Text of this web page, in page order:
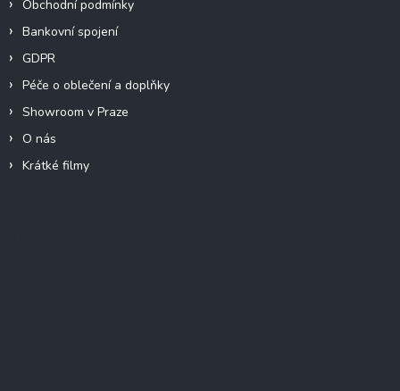
Obchodní podmínky
Bankovní spojení
GDPR
Péče o oblečení a doplňky
Showroom v Praze
O nás
Krátké filmy